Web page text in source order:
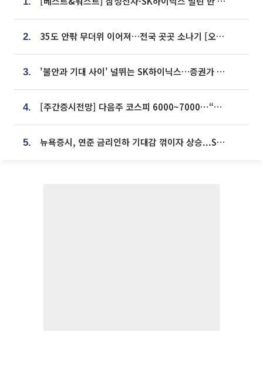
2. 35도 안팎 무더위 이어져…전국 곳곳 소나기 [오늘 날씨]
3. '불안과 기대 사이' 널뛰는 SK하이닉스…증권가 "HBM4·LTA 기반 펀터멘털 견고"
4. [주간증시전망] 다음주 코스피 6000~7000⋯“外人 수급은 정책이 변수”
5. 뉴욕증시, 연준 금리인하 기대감 꺾이자 상승...S&P500 사상 최고치 [종합]